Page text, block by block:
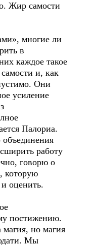
Жир самости
многие ли
в
каждое такое
и, как
Они
усиление
Палориа.
работу
говорю о
которую
оценить.
постижению.
магия, но магия
Мы